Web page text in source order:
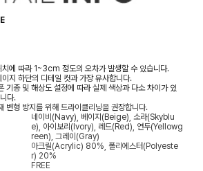
에 따라 1~3cm 정도의 오차가 발생할 수 있습니다.
지 하단의 디테일 컷과 가장 유사합니다.
기종 및 해상도 설정에 따라 실제 색상과 다소 차이가 있
다.
변형 방지를 위해 드라이클리닝을 권장합니다.
네이비(Navy), 베이지(Beige), 소라(Skyblu
e), 아이보리(Ivory), 레드(Red), 연두(Yellowg
reen), 그레이(Gray)
아크릴(Acrylic) 80%, 폴리에스터(Polyeste
r) 20%
FREE